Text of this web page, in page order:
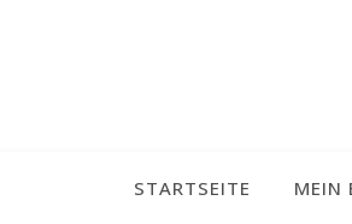
STARTSEITE MEIN